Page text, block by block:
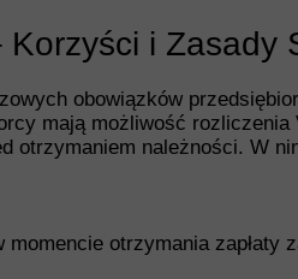
i Zasady
obowiązków
mają możliwość rozliczenia
otrzymaniem należności. W
otrzymania